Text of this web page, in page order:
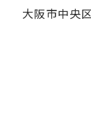
大阪市中央